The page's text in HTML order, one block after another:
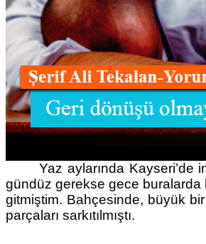
Yaz aylarında Kayseri’de
gündüz gerekse gece buralarda
gitmiştim. Bahçesinde, büyük
parçaları sarkıtılmıştı.